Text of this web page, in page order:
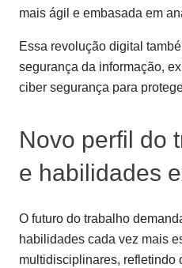
mais ágil e embasada em
Essa revolução digital
segurança da informação,
ciber segurança para
Novo perfil do
e habilidades
O futuro do trabalho
habilidades cada vez mais
multidisciplinares, refletindo